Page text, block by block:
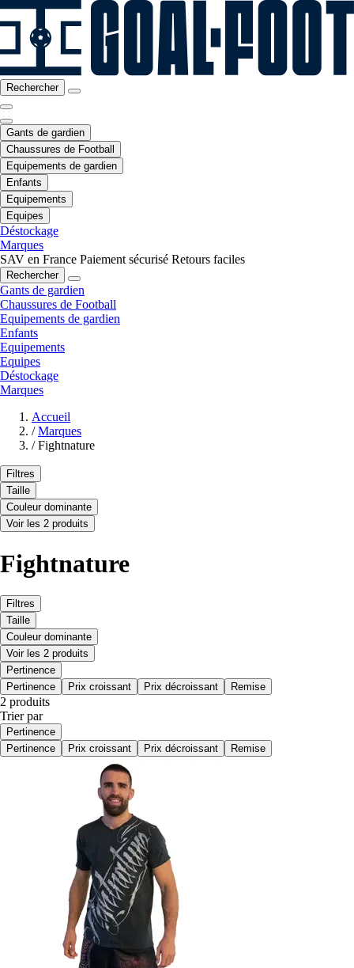
Rechercher
Gants de gardien
Chaussures de Football
Equipements de gardien
Enfants
Equipements
Equipes
Déstockage
Marques
SAV en France Paiement sécurisé Retours faciles
Rechercher
Gants de gardien
Chaussures de Football
Equipements de gardien
Enfants
Equipements
Equipes
Déstockage
Marques
Accueil
/ Marques
/ Fightnature
Filtres
Taille
Couleur dominante
Voir les 2 produits
Fightnature
Filtres
Taille
Couleur dominante
Voir les 2 produits
Pertinence
Pertinence
Prix croissant Prix décroissant Remise
2 produits
Trier par
Pertinence
Pertinence
Prix croissant Prix décroissant Remise